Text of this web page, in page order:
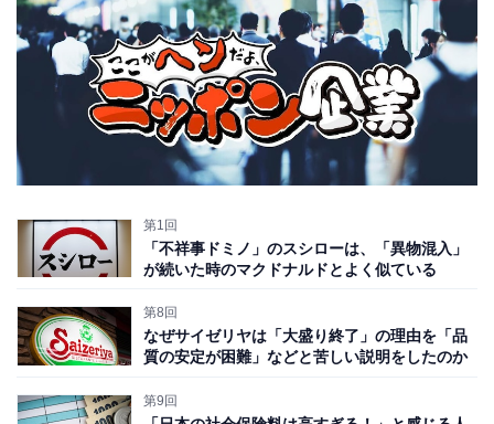
第1回
「不祥事ドミノ」のスシローは、「異物混入」
が続いた時のマクドナルドとよく似ている
第8回
なぜサイゼリヤは「大盛り終了」の理由を「品
質の安定が困難」などと苦しい説明をしたのか
第9回